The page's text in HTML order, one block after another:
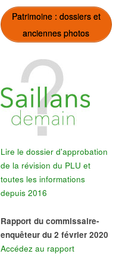
Patrimoine : dossiers et
anciennes photos
Lire le dossier d'approbation
de la révision du PLU et
toutes les informations
depuis 2016
Rapport du commissaire-
enquêteur du 2 février 2020
Accédez au rapport